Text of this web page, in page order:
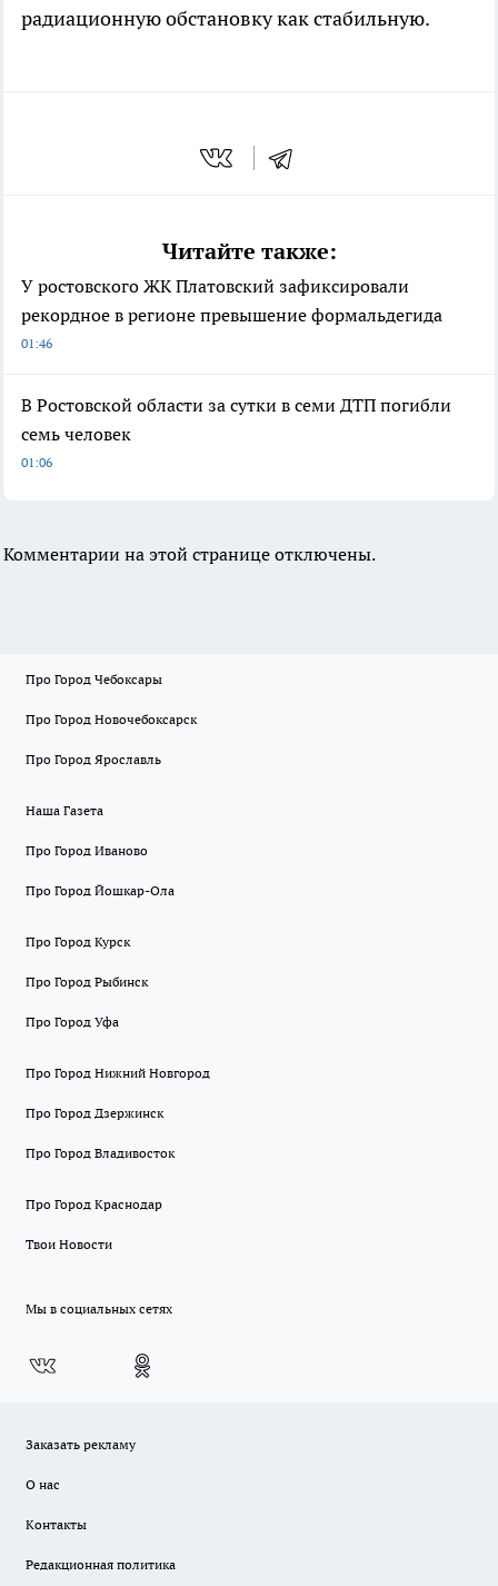
радиационную обстановку как стабильную.
Читайте также:
У ростовского ЖК Платовский зафиксировали
рекордное в регионе превышение формальдегида
01:46
В Ростовской области за сутки в семи ДТП погибли
семь человек
01:06
Комментарии на этой странице отключены.
Про Город Чебоксары
Про Город Новочебоксарск
Про Город Ярославль
Наша Газета
Про Город Иваново
Про Город Йошкар-Ола
Про Город Курск
Про Город Рыбинск
Про Город Уфа
Про Город Нижний Новгород
Про Город Дзержинск
Про Город Владивосток
Про Город Краснодар
Твои Новости
Мы в социальных сетях
Заказать рекламу
О нас
Контакты
Редакционная политика